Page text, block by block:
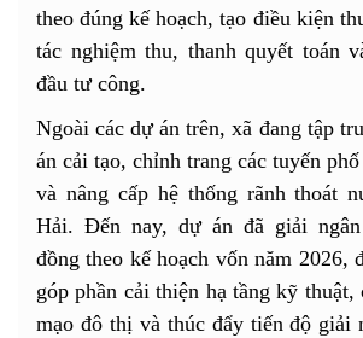
theo đúng kế hoạch, tạo điều kiện
tác nghiệm thu, thanh quyết toán
đầu tư công.
Ngoài các dự án trên, xã đang tập
án cải tạo, chỉnh trang các tuyến
và nâng cấp hệ thống rãnh thoát
Hải. Đến nay, dự án đã giải
đồng theo kế hoạch vốn năm 2026,
góp phần cải thiện hạ tầng kỹ thuật,
mạo đô thị và thúc đẩy tiến độ giải